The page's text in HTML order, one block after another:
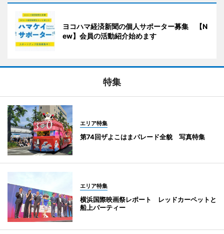
ヨコハマ経済新聞の個人サポーター募集 【N
ew】会員の活動紹介始めます
特集
エリア特集
第74回ザよこはまパレード全貌 写真特集
エリア特集
横浜国際映画祭レポート レッドカーペットと
船上パーティー